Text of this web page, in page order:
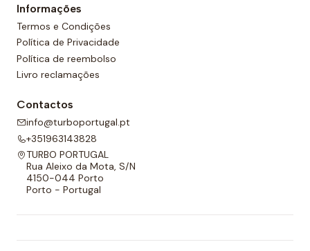
cordão ajustável para melhor adaptabilidade.
Informações
Termos e Condições
Política de Privacidade
Política de reembolso
Livro reclamações
Contactos
info@turboportugal.pt
+351963143828
TURBO PORTUGAL
Rua Aleixo da Mota, S/N
4150-044 Porto
Porto - Portugal